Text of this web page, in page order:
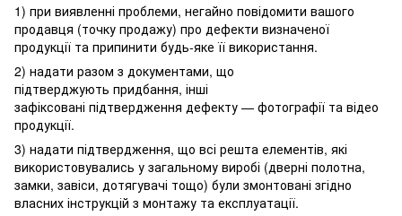
1) при виявленні проблеми, негайно повідомити вашого
продавця (точку продажу) про дефекти визначеної
продукції та припинити будь-яке її використання.
2) надати разом з документами, що
підтверджують придбання, інші
зафіксовані підтвердження дефекту — фотографії та відео
продукції.
3) надати підтвердження, що всі решта елементів, які
використовувались у загальному виробі (дверні полотна,
замки, завіси, дотягувачі тощо) були змонтовані згідно
власних інструкцій з монтажу та експлуатації.